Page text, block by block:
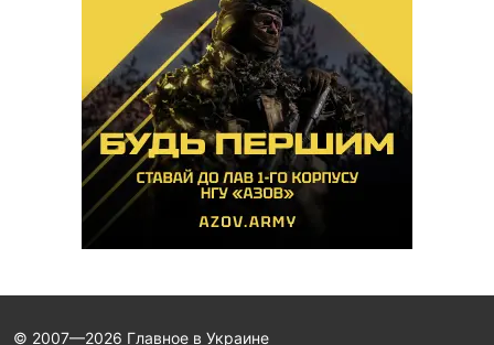
© 2007—2026 Главное в Украине